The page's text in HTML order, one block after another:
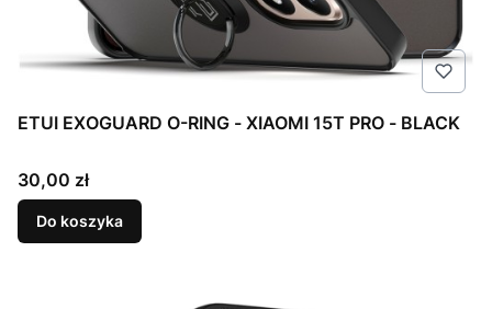
ETUI EXOGUARD O-RING - XIAOMI 15T PRO - BLACK
Cena
30,00 zł
Do koszyka